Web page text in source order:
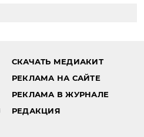
СКАЧАТЬ МЕДИАКИТ
РЕКЛАМА НА САЙТЕ
РЕКЛАМА В ЖУРНАЛЕ
РЕДАКЦИЯ